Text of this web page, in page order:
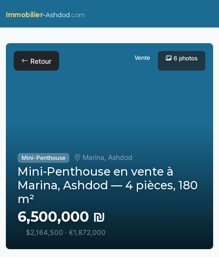
Immobilier-Ashdod .com
Retour Vente 6 photos
Mini-Penthouse Marina, Ashdod
Mini-Penthouse en vente à
Marina, Ashdod — 4 pièces, 180
m²
6,500,000 ₪
$2,164,500 · €1,872,000